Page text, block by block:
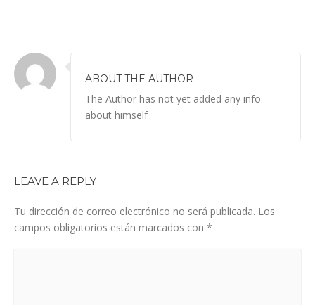
ABOUT THE AUTHOR
The Author has not yet added any info
about himself
LEAVE A REPLY
Tu dirección de correo electrónico no será publicada. Los
campos obligatorios están marcados con *